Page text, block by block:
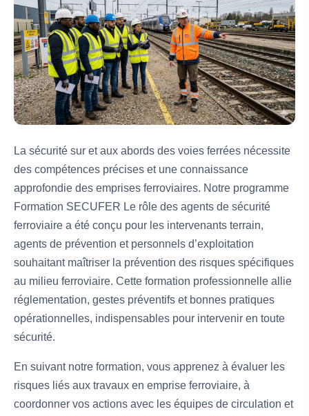
La sécurité sur et aux abords des voies ferrées nécessite
des compétences précises et une connaissance
approfondie des emprises ferroviaires. Notre programme
Formation SECUFER Le rôle des agents de sécurité
ferroviaire a été conçu pour les intervenants terrain,
agents de prévention et personnels d’exploitation
souhaitant maîtriser la prévention des risques spécifiques
au milieu ferroviaire. Cette formation professionnelle allie
réglementation, gestes préventifs et bonnes pratiques
opérationnelles, indispensables pour intervenir en toute
sécurité.
En suivant notre formation, vous apprenez à évaluer les
risques liés aux travaux en emprise ferroviaire, à
coordonner vos actions avec les équipes de circulation et